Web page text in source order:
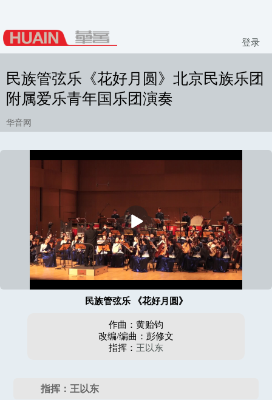
登录
民族管弦乐《花好月圆》北京民族乐团
附属爱乐青年国乐团演奏
华音网
放
民族管弦乐 《花好月圆》
作曲：黄贻钧
改编/编曲：彭修文
指挥： 王以东
指挥：王以东